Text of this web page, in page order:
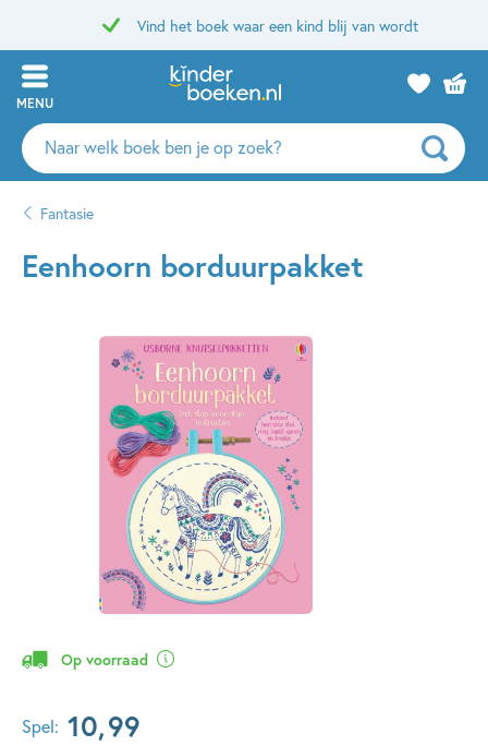
Vind het boek waar een kind blij van wordt
MENU
Zoeken
naar
auteurs
uitgevers
Fantasie
Eenhoorn borduurpakket
Op voorraad
Spel: 10,99